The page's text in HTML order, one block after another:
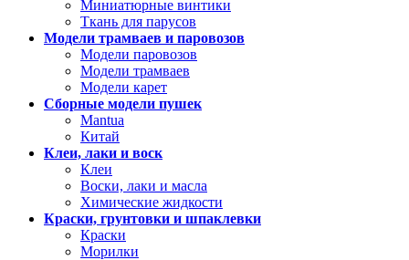
Миниатюрные винтики
Ткань для парусов
Модели трамваев и паровозов
Модели паровозов
Модели трамваев
Модели карет
Сборные модели пушек
Mantua
Китай
Клеи, лаки и воск
Клеи
Воски, лаки и масла
Химические жидкости
Краски, грунтовки и шпаклевки
Краски
Морилки